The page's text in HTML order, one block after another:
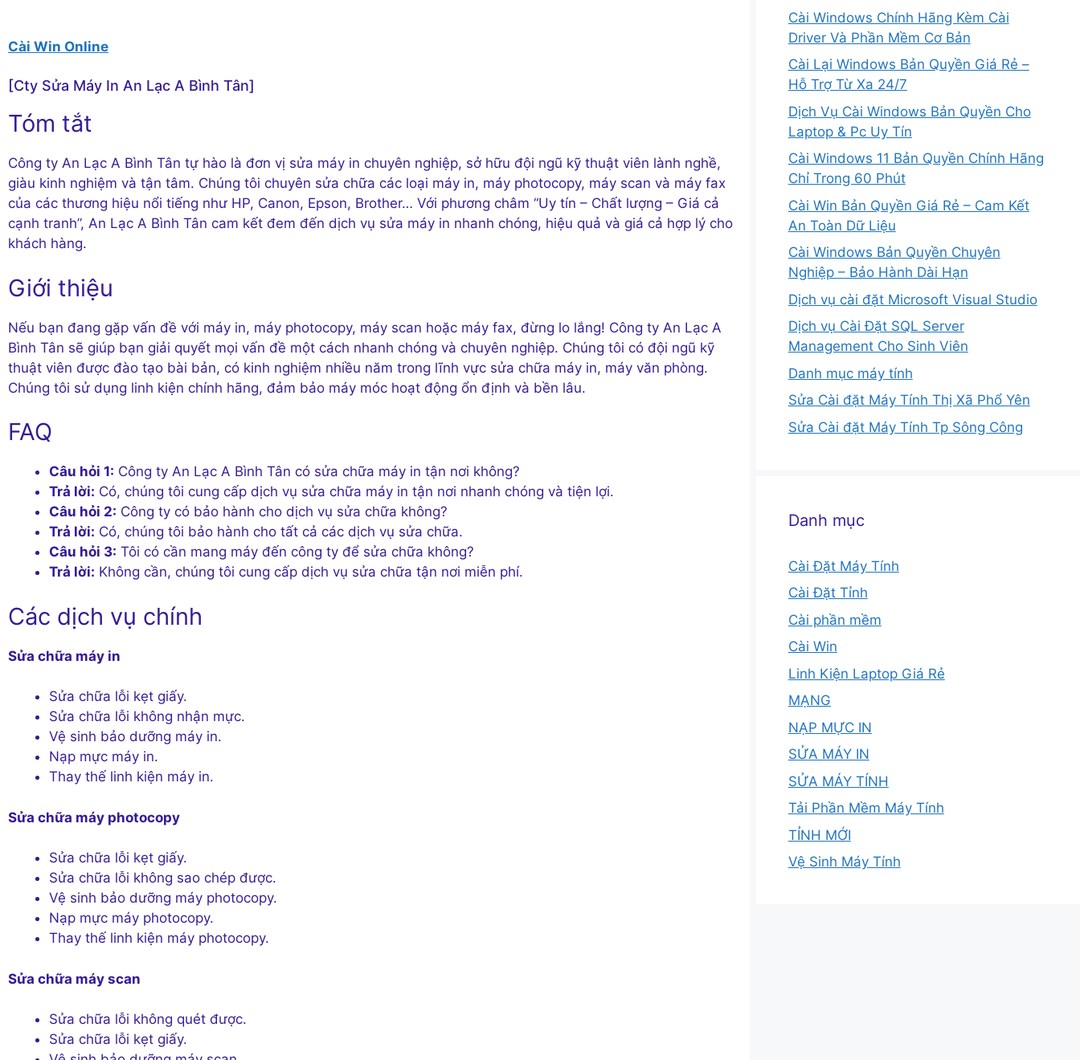
Cài Win Online
[Cty Sửa Máy In An Lạc A Bình Tân]
Tóm tắt
Công ty An Lạc A Bình Tân tự hào là đơn vị sửa máy in chuyên nghiệp, sở hữu đội ngũ kỹ thuật viên lành nghề,
giàu kinh nghiệm và tận tâm. Chúng tôi chuyên sửa chữa các loại máy in, máy photocopy, máy scan và máy fax
của các thương hiệu nổi tiếng như HP, Canon, Epson, Brother… Với phương châm “Uy tín – Chất lượng – Giá cả
cạnh tranh”, An Lạc A Bình Tân cam kết đem đến dịch vụ sửa máy in nhanh chóng, hiệu quả và giá cả hợp lý cho
khách hàng.
Giới thiệu
Nếu bạn đang gặp vấn đề với máy in, máy photocopy, máy scan hoặc máy fax, đừng lo lắng! Công ty An Lạc A
Bình Tân sẽ giúp bạn giải quyết mọi vấn đề một cách nhanh chóng và chuyên nghiệp. Chúng tôi có đội ngũ kỹ
thuật viên được đào tạo bài bản, có kinh nghiệm nhiều năm trong lĩnh vực sửa chữa máy in, máy văn phòng.
Chúng tôi sử dụng linh kiện chính hãng, đảm bảo máy móc hoạt động ổn định và bền lâu.
FAQ
Câu hỏi 1: Công ty An Lạc A Bình Tân có sửa chữa máy in tận nơi không?
Trả lời: Có, chúng tôi cung cấp dịch vụ sửa chữa máy in tận nơi nhanh chóng và tiện lợi.
Câu hỏi 2: Công ty có bảo hành cho dịch vụ sửa chữa không?
Trả lời: Có, chúng tôi bảo hành cho tất cả các dịch vụ sửa chữa.
Câu hỏi 3: Tôi có cần mang máy đến công ty để sửa chữa không?
Trả lời: Không cần, chúng tôi cung cấp dịch vụ sửa chữa tận nơi miễn phí.
Các dịch vụ chính
Sửa chữa máy in
Sửa chữa lỗi kẹt giấy.
Sửa chữa lỗi không nhận mực.
Vệ sinh bảo dưỡng máy in.
Nạp mực máy in.
Thay thế linh kiện máy in.
Sửa chữa máy photocopy
Sửa chữa lỗi kẹt giấy.
Sửa chữa lỗi không sao chép được.
Vệ sinh bảo dưỡng máy photocopy.
Nạp mực máy photocopy.
Thay thế linh kiện máy photocopy.
Sửa chữa máy scan
Sửa chữa lỗi không quét được.
Sửa chữa lỗi kẹt giấy.
Cài Windows Chính Hãng Kèm Cài
Driver Và Phần Mềm Cơ Bản
Cài Lại Windows Bản Quyền Giá Rẻ –
Hỗ Trợ Từ Xa 24/7
Dịch Vụ Cài Windows Bản Quyền Cho
Laptop & Pc Uy Tín
Cài Windows 11 Bản Quyền Chính Hãng
Chỉ Trong 60 Phút
Cài Win Bản Quyền Giá Rẻ – Cam Kết
An Toàn Dữ Liệu
Cài Windows Bản Quyền Chuyên
Nghiệp – Bảo Hành Dài Hạn
Dịch vụ cài đặt Microsoft Visual Studio
Dịch vụ Cài Đặt SQL Server
Management Cho Sinh Viên
Danh mục máy tính
Sửa Cài đặt Máy Tính Thị Xã Phổ Yên
Sửa Cài đặt Máy Tính Tp Sông Công
Danh mục
Cài Đặt Máy Tính
Cài Đặt Tỉnh
Cài phần mềm
Cài Win
Linh Kiện Laptop Giá Rẻ
MẠNG
NẠP MỰC IN
SỬA MÁY IN
SỬA MÁY TÍNH
Tải Phần Mềm Máy Tính
TỈNH MỚI
Vệ Sinh Máy Tính